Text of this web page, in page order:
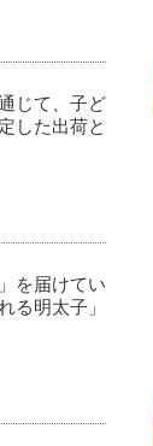
じて、子ど
した出荷と
を届けてい
る明太子」